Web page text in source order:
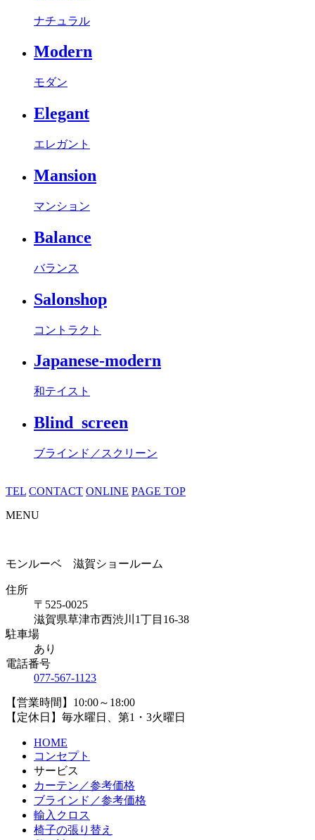
ナチュラル
Modern
モダン
Elegant
エレガント
Mansion
マンション
Balance
バランス
Salonshop
コントラクト
Japanese-modern
和テイスト
Blind_screen
ブラインド／スクリーン
TEL CONTACT ONLINE PAGE TOP
MENU
モンルーベ 滋賀ショールーム
住所
〒525-0025
滋賀県草津市西渋川1丁目16-38
駐車場
あり
電話番号
077-567-1123
【営業時間】10:00～18:00
【定休日】毎水曜日、第1・3火曜日
HOME
コンセプト
サービス
カーテン／参考価格
ブラインド／参考価格
輸入クロス
椅子の張り替え